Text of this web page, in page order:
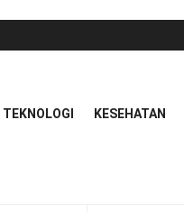
TEKNOLOGI KESEHATAN